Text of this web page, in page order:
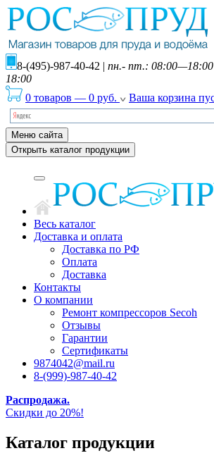
8-(495)-987-40-42 | пн.- пт.:
18:00
0 товаров — 0 руб. Ваша корзина
Меню сайта
Открыть каталог продукции
Весь каталог
Доставка и оплата
Доставка по РФ
Оплата
Доставка
Контакты
О компании
Ремонт компрессоров Secoh
Отзывы
Гарантии
Сертификаты
9874042@mail.ru
8-(999)-987-40-42
Распродажа.
Скидки до 20%!
Каталог продукции